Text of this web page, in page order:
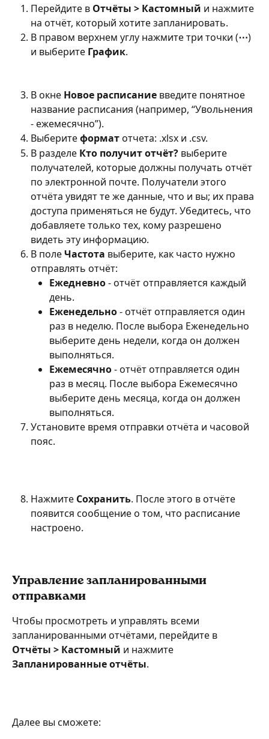
Перейдите в Отчёты > Кастомный и нажмите
на отчёт, который хотите запланировать.
В правом верхнем углу нажмите три точки (⋯)
и выберите График.
В окне Новое расписание введите понятное
название расписания (например, “Увольнения
- ежемесячно”).
Выберите формат отчета: .xlsx и .csv.
В разделе Кто получит отчёт? выберите
получателей, которые должны получать отчёт
по электронной почте. Получатели этого
отчёта увидят те же данные, что и вы; их права
доступа применяться не будут. Убедитесь, что
добавляете только тех, кому разрешено
видеть эту информацию.
В поле Частота выберите, как часто нужно
отправлять отчёт:
Ежедневно - отчёт отправляется каждый
день.
Еженедельно - отчёт отправляется один
раз в неделю. После выбора Еженедельно
выберите день недели, когда он должен
выполняться.
Ежемесячно - отчёт отправляется один
раз в месяц. После выбора Ежемесячно
выберите день месяца, когда он должен
выполняться.
Установите время отправки отчёта и часовой
пояс.
Нажмите Сохранить. После этого в отчёте
появится сообщение о том, что расписание
настроено.
Управление запланированными
отправками
Чтобы просмотреть и управлять всеми
запланированными отчётами, перейдите в
Отчёты > Кастомный и нажмите
Запланированные отчёты.
Далее вы сможете: